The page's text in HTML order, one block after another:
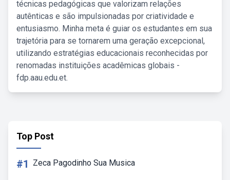
técnicas pedagógicas que valorizam relações
autênticas e são impulsionadas por criatividade e
entusiasmo. Minha meta é guiar os estudantes em sua
trajetória para se tornarem uma geração excepcional,
utilizando estratégias educacionais reconhecidas por
renomadas instituições acadêmicas globais -
fdp.aau.edu.et.
Top Post
#1 Zeca Pagodinho Sua Musica